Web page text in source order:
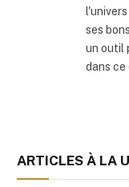
ses
un outil
dans ce
ARTICLES À LA